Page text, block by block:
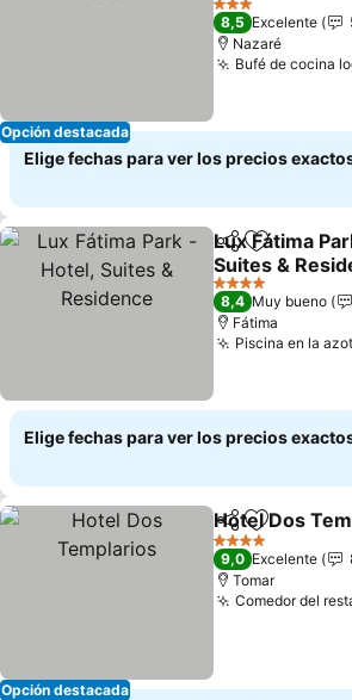
Opción destacada
3 Estrellas
8,5 Excelente
Nazaré
Bufé de cocina
Elige fechas para ver los precios
Compartir
Agregar
Lux Fátima
Suites &
4 Estrellas
8,4 Muy bueno
Fátima
Piscina en la
Elige fechas para ver los precios
Opción destacada
CompartirAgregar a
Hotel Dos
4 Estrellas
9,0 Excelente
Tomar
Comedor del